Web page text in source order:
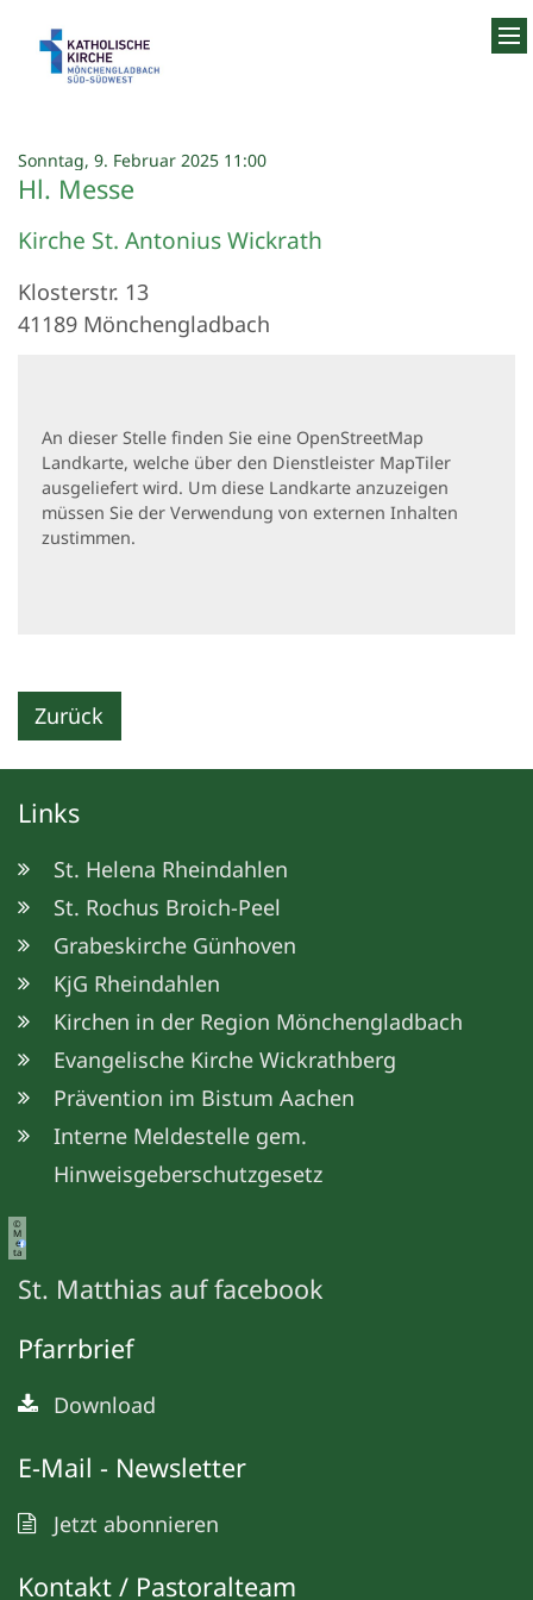
Sonntag, 9. Februar 2025 11:00:
Hl. Messe
Kirche St. Antonius Wickrath
Klosterstr. 13
41189 Mönchengladbach
An dieser Stelle finden Sie eine OpenStreetMap
Landkarte, welche über den Dienstleister MapTiler
ausgeliefert wird. Um diese Landkarte anzuzeigen
müssen Sie der Verwendung von externen Inhalten
zustimmen.
Zurück
Links
St. Helena Rheindahlen
St. Rochus Broich-Peel
Grabeskirche Günhoven
KjG Rheindahlen
Kirchen in der Region Mönchengladbach
Evangelische Kirche Wickrathberg
Prävention im Bistum Aachen
Interne Meldestelle gem.
Hinweisgeberschutzgesetz
©
M
e
ta
St. Matthias auf facebook
Pfarrbrief
Download
E-Mail - Newsletter
Jetzt abonnieren
Kontakt / Pastoralteam